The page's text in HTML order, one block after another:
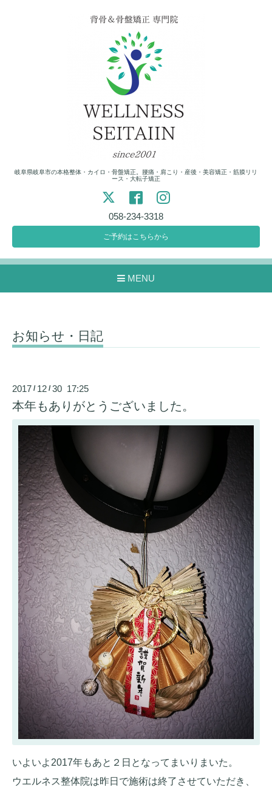
岐阜県岐阜市の本格整体・カイロ・骨盤矯正。腰痛・肩こり・産後・美容矯正・筋膜リリ
ース・大転子矯正
058-234-3318
ご予約はこちらから
MENU
お知らせ・日記
2017 / 12 /30 17:25
本年もありがとうございました。
いよいよ2017年もあと２日となってまいりまいた。
ウエルネス整体院は昨日で施術は終了させていただき、